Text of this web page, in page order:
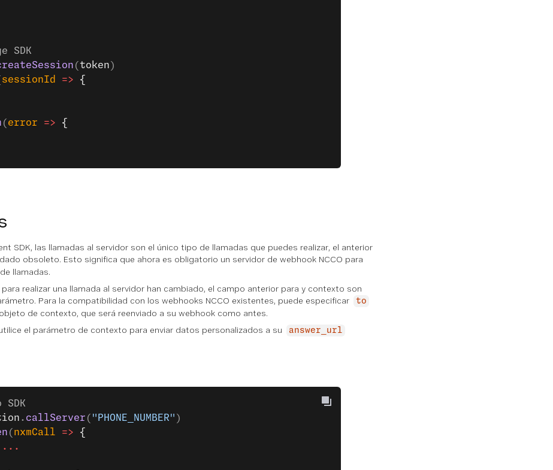
SDK
(token )
sessionId => {
( error => {
SDK, las llamadas al servidor son el único tipo de llamadas que puedes realizar, el anterior
obsoleto. Esto significa que ahora es obligatorio un servidor de webhook NCCO para
llamadas.
realizar una llamada al servidor han cambiado, el campo anterior para y contexto son
Para la compatibilidad con los webhooks NCCO existentes, puede especificar
to
de contexto, que será reenviado a su webhook como antes.
el parámetro de contexto para enviar datos personalizados a su
answer_url
SDK
. callServer ( "PHONE_NUMBER" )
( nxmCall => {